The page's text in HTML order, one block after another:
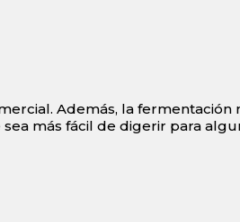
Además, la
más fácil de digerir para